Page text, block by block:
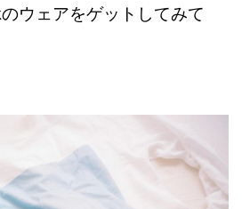
ウェアをゲットしてみて